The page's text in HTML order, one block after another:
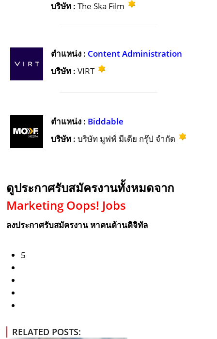
บริษัท :The Ska Film
ตำแหน่ง : Content Administration
บริษัท :VIRT
ตำแหน่ง : Biddable
บริษัท :บริษัท มูฟฟ์ มีเดีย กรุ๊ป จำกัด
ดูประกาศรับสมัครงานทั้งหมดจาก
Marketing Oops! Jobs
ลงประกาศรับสมัครงาน หาคนด้านดิจิทัล
5
RELATED POSTS: